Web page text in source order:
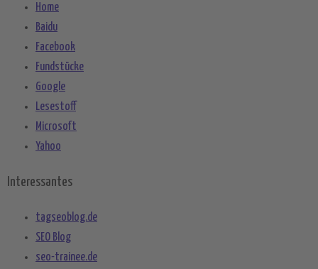
Home
Baidu
Facebook
Fundstücke
Google
Lesestoff
Microsoft
Yahoo
Interessantes
tagseoblog.de
SEO Blog
seo-trainee.de